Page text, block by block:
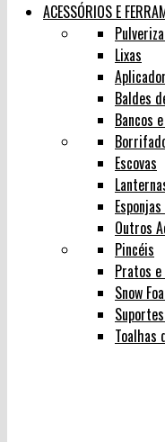
ACESSÓRIOS E
Lixas
Baldes
Bancos
Escovas
Outros
Pincéis
Pratos
Snow
Toalhas